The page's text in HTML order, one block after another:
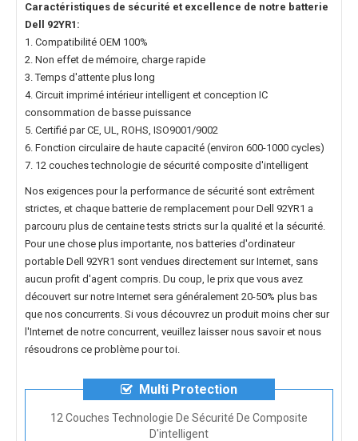
Caractéristiques de sécurité et excellence de notre batterie
Dell 92YR1 :
1. Compatibilité OEM 100%
2. Non effet de mémoire, charge rapide
3. Temps d'attente plus long
4. Circuit imprimé intérieur intelligent et conception IC
consommation de basse puissance
5. Certifié par CE, UL, ROHS, ISO9001/9002
6. Fonction circulaire de haute capacité (environ 600-1000 cycles)
7. 12 couches technologie de sécurité composite d'intelligent
Nos exigences pour la performance de sécurité sont extrêment
strictes, et chaque batterie de remplacement pour Dell 92YR1 a
parcouru plus de centaine tests stricts sur la qualité et la sécurité.
Pour une chose plus importante, nos batteries d'ordinateur
portable Dell 92YR1 sont vendues directement sur Internet, sans
aucun profit d'agent compris. Du coup, le prix que vous avez
découvert sur notre Internet sera généralement 20-50% plus bas
que nos concurrents. Si vous découvrez un produit moins cher sur
l'Internet de notre concurrent, veuillez laisser nous savoir et nous
résoudrons ce problème pour toi.
Multi Protection
12 Couches Technologie De Sécurité De Composite
D'intelligent